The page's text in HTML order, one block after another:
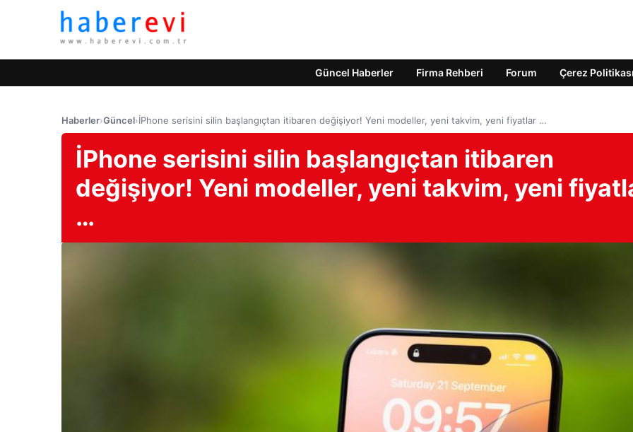
Güncel Haberler Firma Rehberi Forum Çerez Politikası
Haberler›Güncel›İPhone serisini silin başlangıçtan itibaren değişiyor! Yeni modeller, yeni takvim, yeni fiyatlar …
İPhone serisini silin başlangıçtan itibaren
değişiyor! Yeni modeller, yeni takvim, yeni
…